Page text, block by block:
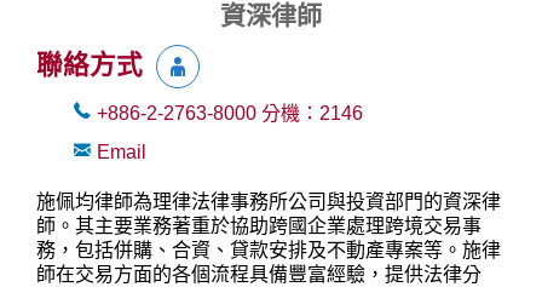
資深律師
聯絡方式
+886-2-2763-8000 分機： 2146
Email
施佩均律師為理律法律事務所公司與投資部門的資深律
師。其主要業務著重於協助跨國企業處理跨境交易事
務，包括併購、合資、貸款安排及不動產專案等。施律
師在交易方面的各個流程具備豐富經驗，提供法律分